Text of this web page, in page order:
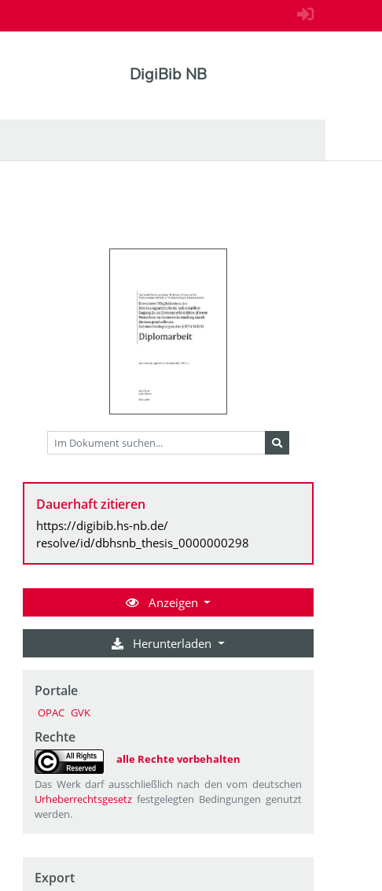
DigiBib NB
Dauerhaft zitieren
https://digibib.hs-nb.de/
resolve/id/dbhsnb_thesis_0000000298
Anzeigen
Herunterladen
Portale
OPAC GVK
Rechte
alle Rechte vorbehalten
Das Werk darf ausschließlich nach den vom deutschen
Urheberrechtsgesetz festgelegten Bedingungen genutzt
werden.
Export